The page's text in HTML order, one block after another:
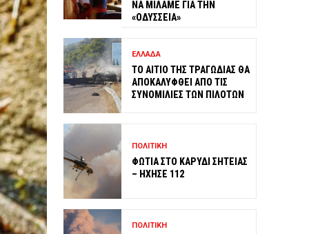
ΝΑ ΜΙΛΑΜΕ ΓΙΑ ΤΗΝ
«ΟΔΥΣΣΕΙΑ»
ΕΛΛΑΔΑ
ΤΟ ΑΙΤΙΟ ΤΗΣ ΤΡΑΓΩΔΙΑΣ ΘΑ
ΑΠΟΚΑΛΥΦΘΕΙ ΑΠΟ ΤΙΣ
ΣΥΝΟΜΙΛΙΕΣ ΤΩΝ ΠΙΛΟΤΩΝ
ΠΟΛΙΤΙΚΗ
ΦΩΤΙΑ ΣΤΟ ΚΑΡΥΔΙ ΣΗΤΕΙΑΣ
– ΗΧΗΣΕ 112
ΠΟΛΙΤΙΚΗ